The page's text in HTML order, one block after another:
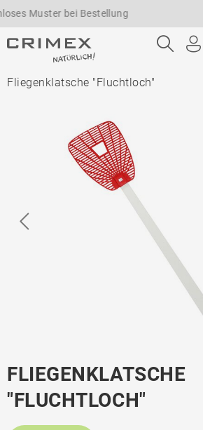
Muster bei Bestellung
Fliegenklatsche "Fluchtloch"
FLIEGENKLATSCHE
"FLUCHTLOCH"